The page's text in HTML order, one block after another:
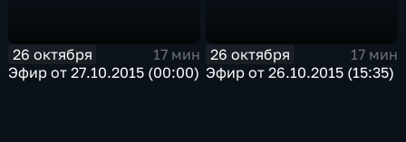
26 октября
17 мин
Эфир от 27.10.2015 (00:00)
26 октября
17 мин
Эфир от 26.10.2015 (15:35)